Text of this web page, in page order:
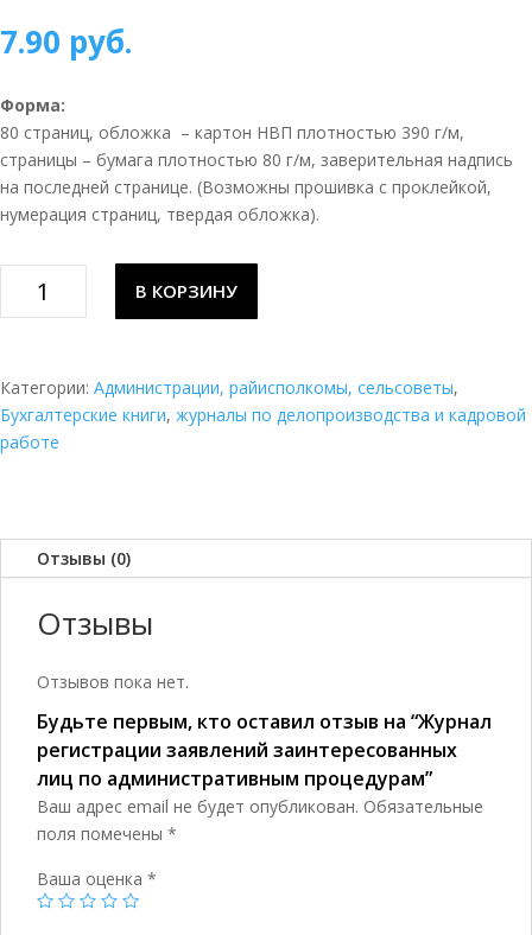
7.90 руб.
Форма:
80 страниц, обложка – картон НВП плотностью 390 г/м,
страницы – бумага плотностью 80 г/м, заверительная надпись
на последней странице. (Возможны прошивка с проклейкой,
нумерация страниц, твердая обложка).
товара
заявлений
заинтересованных
лиц
В КОРЗИНУ
Категории: Администрации, райисполкомы, сельсоветы,
Бухгалтерские книги, журналы по делопроизводства и кадровой
работе
Отзывы (0)
Отзывы
Отзывов пока нет.
Будьте первым, кто оставил отзыв на “Журнал
регистрации заявлений заинтересованных
лиц по административным процедурам”
Ваш адрес email не будет опубликован. Обязательные
поля помечены *
Ваша оценка *